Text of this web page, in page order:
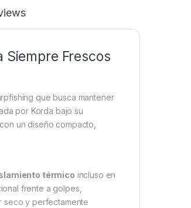
Siempre Frescos
que busca mantener
por Korda bajo su
con un diseño compacto,
térmico incluso en
frente a golpes,
seco y perfectamente